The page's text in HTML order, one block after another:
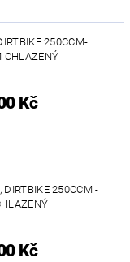
250CCM-
CHLAZENÝ
Kč
DIRTBIKE 250CCM -
Kč